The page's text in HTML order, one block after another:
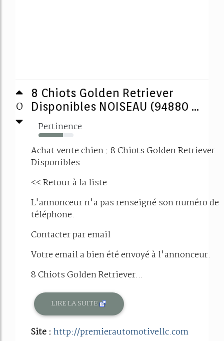
0
8 Chiots Golden Retriever
Disponibles NOISEAU (94880 ...
Pertinence
70%
Achat vente chien : 8 Chiots Golden Retriever
Disponibles
<< Retour à la liste
L'annonceur n'a pas renseigné son numéro de
téléphone.
Contacter par email
Votre email a bien été envoyé à l'annonceur.
8 Chiots Golden Retriever...
LIRE LA SUITE
Site : http://premierautomotivellc.com